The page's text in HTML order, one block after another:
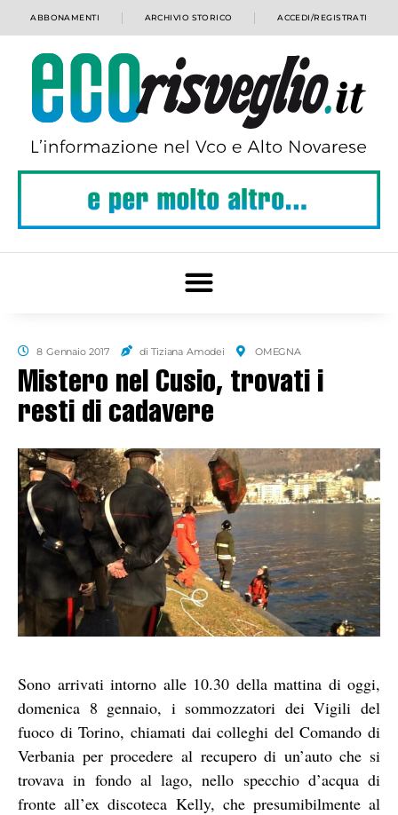
ABBONAMENTI ARCHIVIO STORICO ACCEDI/REGISTRATI
8 Gennaio 2017 di Tiziana Amodei OMEGNA
Mistero nel Cusio, trovati i
resti di cadavere
Sono arrivati intorno alle 10.30 della mattina di oggi,
domenica 8 gennaio, i sommozzatori dei Vigili del
fuoco di Torino, chiamati dai colleghi del Comando di
Verbania per procedere al recupero di un’auto che si
trovava in fondo al lago, nello specchio d’acqua di
fronte all’ex discoteca Kelly, che presumibilmente al